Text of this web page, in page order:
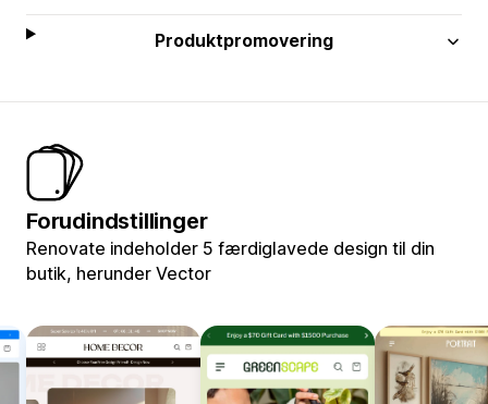
Produktpromovering
Forudindstillinger
Renovate indeholder 5 færdiglavede design til din
butik, herunder Vector